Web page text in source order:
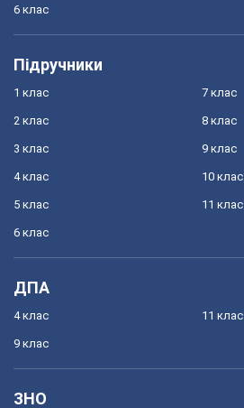
6 клас
Підручники
1 клас
2 клас
3 клас
4 клас
5 клас
6 клас
7 клас
8 клас
9 клас
10 клас
11 клас
ДПА
4 клас
9 клас
11 клас
ЗНО